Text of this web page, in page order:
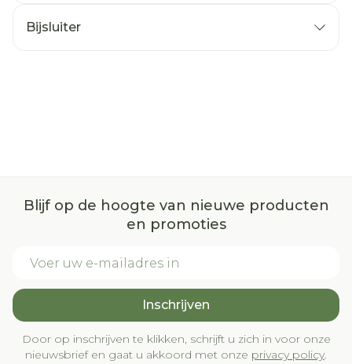
Bijsluiter
Blijf op de hoogte van nieuwe producten
en promoties
Inschrijven
Door op inschrijven te klikken, schrijft u zich in voor onze
nieuwsbrief en gaat u akkoord met onze privacy policy.